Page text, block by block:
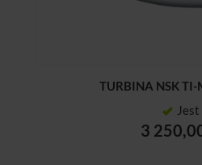
TURBINA NSK
Jest
3